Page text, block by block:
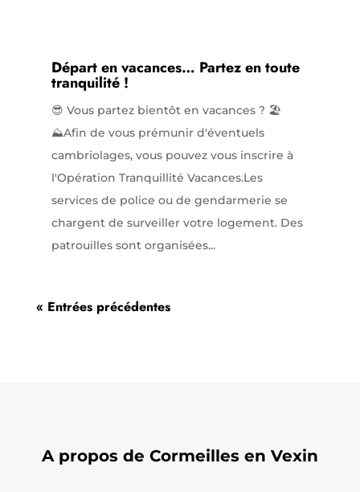
Départ en vacances… Partez en toute
tranquilité !
😎 Vous partez bientôt en vacances ? 🏖️
⛰️Afin de vous prémunir d'éventuels
cambriolages, vous pouvez vous inscrire à
l'Opération Tranquillité Vacances.Les
services de police ou de gendarmerie se
chargent de surveiller votre logement. Des
patrouilles sont organisées...
« Entrées précédentes
A propos de Cormeilles en Vexin